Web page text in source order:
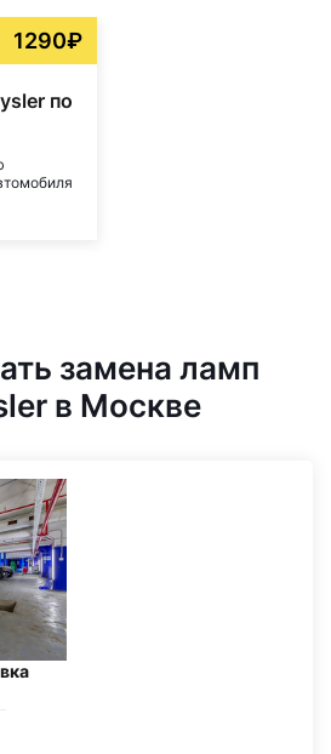
1290₽
по
замена ламп
в Москве